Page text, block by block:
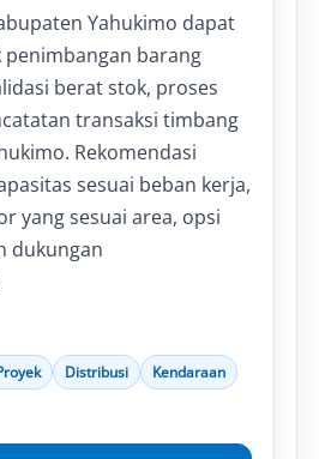
Yahukimo dapat
barang
berat stok, proses
transaksi timbang
Rekomendasi
sesuai beban kerja,
yang sesuai area, opsi
dukungan
Distribusi
Kendaraan